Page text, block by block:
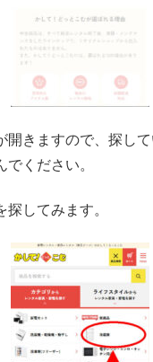
開きますので、探し
でください。
探してみます。